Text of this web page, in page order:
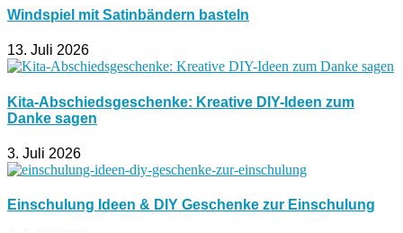
Windspiel mit Satinbändern basteln
13. Juli 2026
Kita-Abschiedsgeschenke: Kreative DIY-Ideen zum
Danke sagen
3. Juli 2026
Einschulung Ideen & DIY Geschenke zur Einschulung